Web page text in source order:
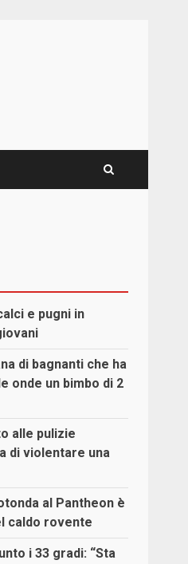
e pugni in
di bagnanti che ha
onde un bimbo di 2
alle pulizie
di violentare una
al Pantheon è
caldo rovente
i 33 gradi: “Sta